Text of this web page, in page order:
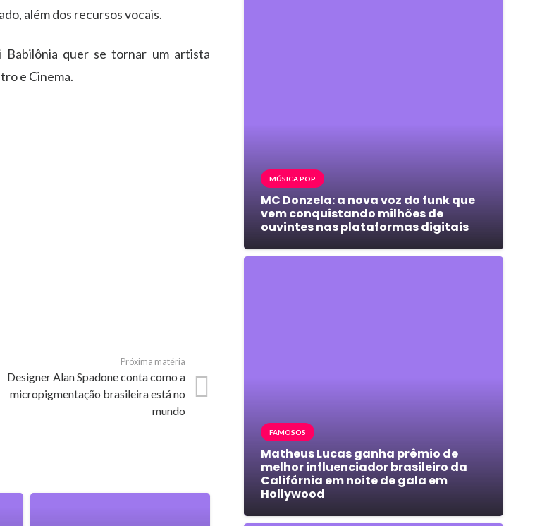
além dos recursos vocais.
Babilônia quer se tornar um artista
e Cinema.
Próxima matéria
Designer Alan Spadone conta como a
micropigmentação brasileira está no
mundo
MÚSICA POP
MC Donzela: a nova voz do funk que
vem conquistando milhões de
ouvintes nas plataformas digitais
FAMOSOS
Matheus Lucas ganha prêmio de
melhor influenciador brasileiro da
Califórnia em noite de gala em
Hollywood